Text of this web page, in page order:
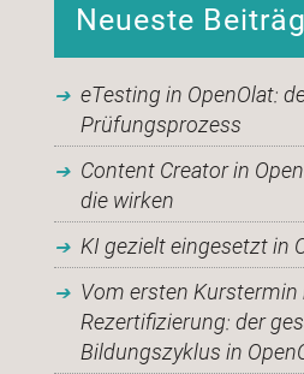
Neueste
eTesting in OpenOlat:
Prüfungsprozess
Content Creator in
die wirken
KI gezielt eingesetzt in
Vom ersten Kurstermin
Rezertifizierung: der
Bildungszyklus in